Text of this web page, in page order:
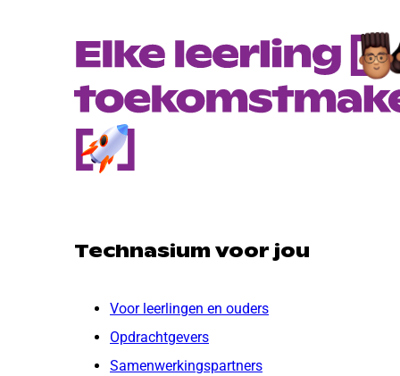
Technasium voor jou
Voor leerlingen en ouders
Opdrachtgevers
Samenwerkingspartners